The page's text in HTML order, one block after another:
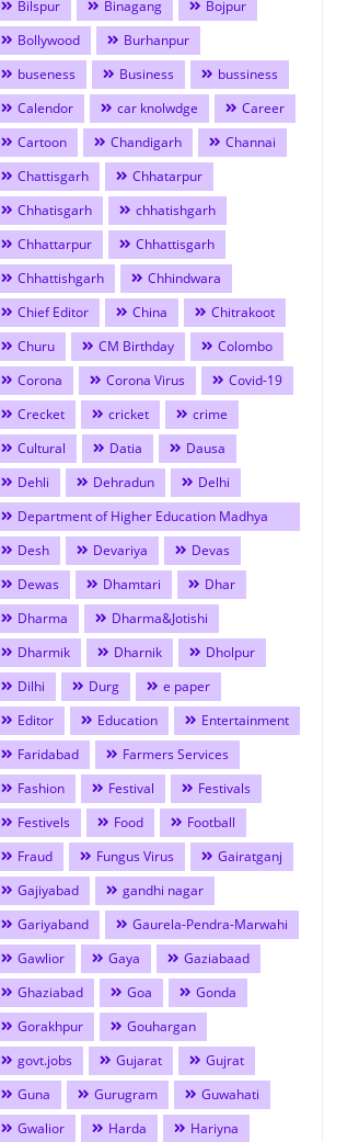
Bilspur
Binagang
Bojpur
Bollywood
Burhanpur
buseness
Business
bussiness
Calendor
car knolwdge
Career
Cartoon
Chandigarh
Channai
Chattisgarh
Chhatarpur
Chhatisgarh
chhatishgarh
Chhattarpur
Chhattisgarh
Chhattishgarh
Chhindwara
Chief Editor
China
Chitrakoot
Churu
CM Birthday
Colombo
Corona
Corona Virus
Covid-19
Crecket
cricket
crime
Cultural
Datia
Dausa
Dehli
Dehradun
Delhi
Department of Higher Education Madhya
Pradesh
Desh Devariya
Devas
Dewas
Dhamtari
Dhar
Dharma
Dharma&Jotishi
Dharmik
Dharnik
Dholpur
Dilhi
Durg
e paper
Editor
Education
Entertainment
Faridabad
Farmers Services
Fashion
Festival
Festivals
Festivels
Food
Football
Fraud
Fungus Virus
Gairatganj
Gajiyabad
gandhi nagar
Gariyaband
Gaurela-Pendra-Marwahi
Gawlior
Gaya
Gaziabaad
Ghaziabad
Goa
Gonda
Gorakhpur
Gouhargan
govt.jobs
Gujarat
Gujrat
Guna
Gurugram
Guwahati
Gwalior
Harda Hariyna